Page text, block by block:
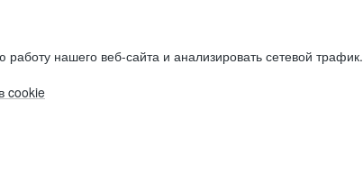
нашего веб-сайта и анализировать сетевой трафик.
cookie